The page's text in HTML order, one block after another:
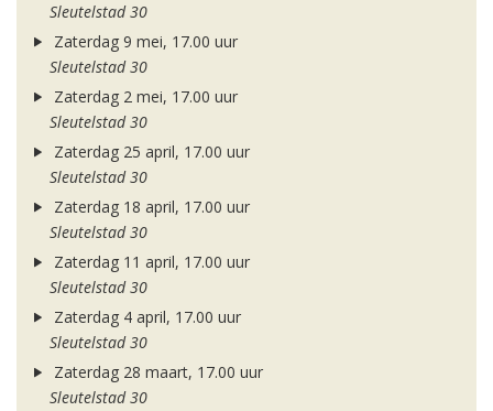
Sleutelstad 30
Zaterdag 9 mei, 17.00 uur
Sleutelstad 30
Zaterdag 2 mei, 17.00 uur
Sleutelstad 30
Zaterdag 25 april, 17.00 uur
Sleutelstad 30
Zaterdag 18 april, 17.00 uur
Sleutelstad 30
Zaterdag 11 april, 17.00 uur
Sleutelstad 30
Zaterdag 4 april, 17.00 uur
Sleutelstad 30
Zaterdag 28 maart, 17.00 uur
Sleutelstad 30